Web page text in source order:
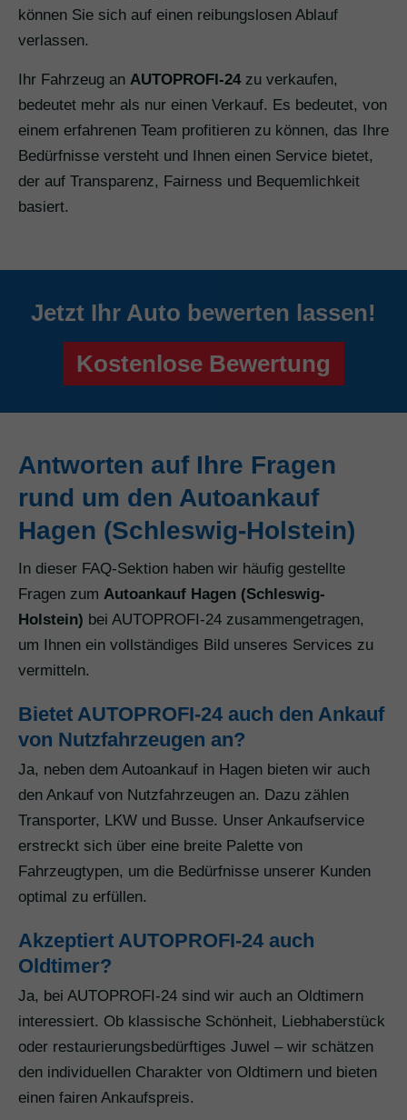
können Sie sich auf einen reibungslosen Ablauf
verlassen.
Ihr Fahrzeug an AUTOPROFI-24zu verkaufen,
bedeutet mehr als nur einen Verkauf. Es bedeutet, von
einem erfahrenen Team profitieren zu können, das Ihre
Bedürfnisse versteht und Ihnen einen Service bietet,
der auf Transparenz, Fairness und Bequemlichkeit
basiert.
Jetzt Ihr Auto bewerten lassen!
Kostenlose Bewertung
Antworten auf Ihre Fragen
rund um den Autoankauf
Hagen (Schleswig-Holstein)
In dieser FAQ-Sektion haben wir häufig gestellte
Fragen zum Autoankauf Hagen (Schleswig-
Holstein) bei AUTOPROFI-24 zusammengetragen,
um Ihnen ein vollständiges Bild unseres Services zu
vermitteln.
Bietet AUTOPROFI-24 auch den Ankauf
von Nutzfahrzeugen an?
Ja, neben dem Autoankauf in Hagen bieten wir auch
den Ankauf von Nutzfahrzeugen an. Dazu zählen
Transporter, LKW und Busse. Unser Ankaufservice
erstreckt sich über eine breite Palette von
Fahrzeugtypen, um die Bedürfnisse unserer Kunden
optimal zu erfüllen.
Akzeptiert AUTOPROFI-24 auch
Oldtimer?
Ja, bei AUTOPROFI-24 sind wir auch an Oldtimern
interessiert. Ob klassische Schönheit, Liebhaberstück
oder restaurierungsbedürftiges Juwel – wir schätzen
den individuellen Charakter von Oldtimern und bieten
einen fairen Ankaufspreis.